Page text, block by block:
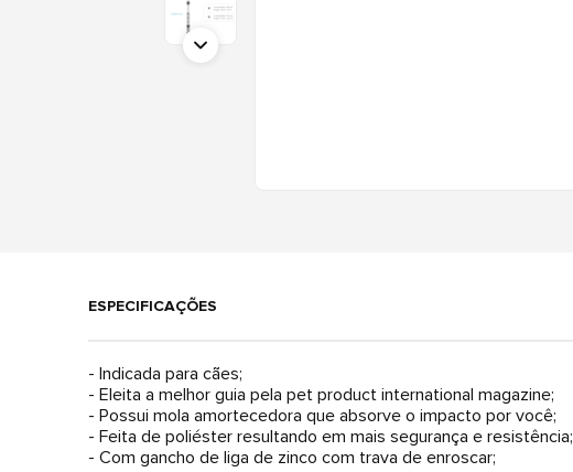
ESPECIFICAÇÕES
- Indicada para cães;
- Eleita a melhor guia pela pet product international magazine;
- Possui mola amortecedora que absorve o impacto por você;
- Feita de poliéster resultando em mais segurança e resistência;
- Com gancho de liga de zinco com trava de enroscar;